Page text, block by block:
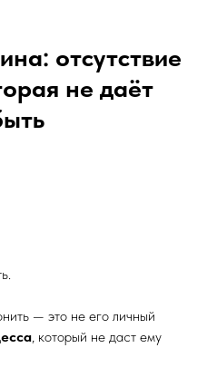
отсутствие
не даёт
— это не его личный
, который не даст ему